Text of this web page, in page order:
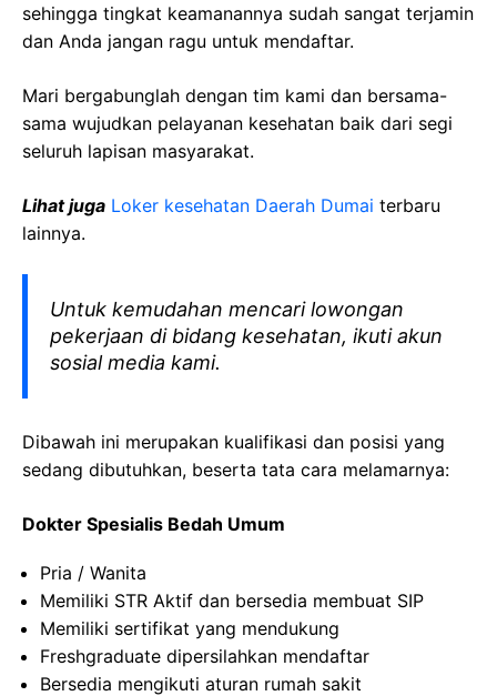
sehingga tingkat keamanannya sudah sangat terjamin
dan Anda jangan ragu untuk mendaftar.
Mari bergabunglah dengan tim kami dan bersama-
sama wujudkan pelayanan kesehatan baik dari segi
seluruh lapisan masyarakat.
Lihat juga Loker kesehatan Daerah Dumai terbaru
lainnya.
Untuk kemudahan mencari lowongan
pekerjaan di bidang kesehatan, ikuti akun
sosial media kami.
Dibawah ini merupakan kualifikasi dan posisi yang
sedang dibutuhkan, beserta tata cara melamarnya:
Dokter Spesialis Bedah Umum
Pria / Wanita
Memiliki STR Aktif dan bersedia membuat SIP
Memiliki sertifikat yang mendukung
Freshgraduate dipersilahkan mendaftar
Bersedia mengikuti aturan rumah sakit